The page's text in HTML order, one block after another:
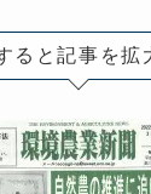
ると記事を拡